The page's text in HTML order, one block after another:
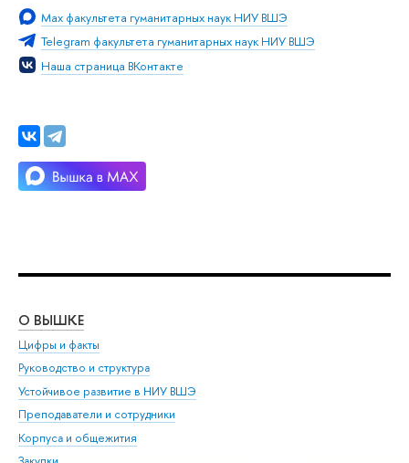
Мах факультета гуманитарных наук НИУ ВШЭ
Telegram факультета гуманитарных наук НИУ ВШЭ
Наша страница ВКонтакте
О ВЫШКЕ
Цифры и факты
Руководство и структура
Устойчивое развитие в НИУ ВШЭ
Преподаватели и сотрудники
Корпуса и общежития